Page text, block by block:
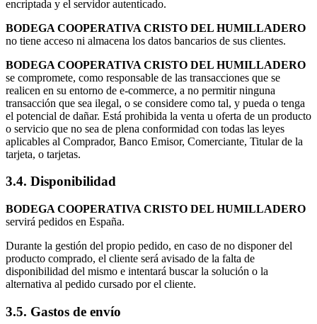
encriptada y el servidor autenticado.
BODEGA COOPERATIVA CRISTO DEL HUMILLADERO
no tiene acceso ni almacena los datos bancarios de sus clientes.
BODEGA COOPERATIVA CRISTO DEL HUMILLADERO
se compromete, como responsable de las transacciones que se
realicen en su entorno de e-commerce, a no permitir ninguna
transacción que sea ilegal, o se considere como tal, y pueda o tenga
el potencial de dañar. Está prohibida la venta u oferta de un producto
o servicio que no sea de plena conformidad con todas las leyes
aplicables al Comprador, Banco Emisor, Comerciante, Titular de la
tarjeta, o tarjetas.
3.4. Disponibilidad
BODEGA COOPERATIVA CRISTO DEL HUMILLADERO
servirá pedidos en España.
Durante la gestión del propio pedido, en caso de no disponer del
producto comprado, el cliente será avisado de la falta de
disponibilidad del mismo e intentará buscar la solución o la
alternativa al pedido cursado por el cliente.
3.5. Gastos de envío